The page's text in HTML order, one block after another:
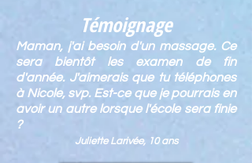
Témoignage
Maman, j'ai besoin d'un massage. Ce
sera bientôt les examen de fin
d'année. J'aimerais que tu téléphones
à Nicole, svp. Est-ce que je pourrais en
avoir un autre lorsque l'école sera finie
?
Juliette Larivée, 10 ans